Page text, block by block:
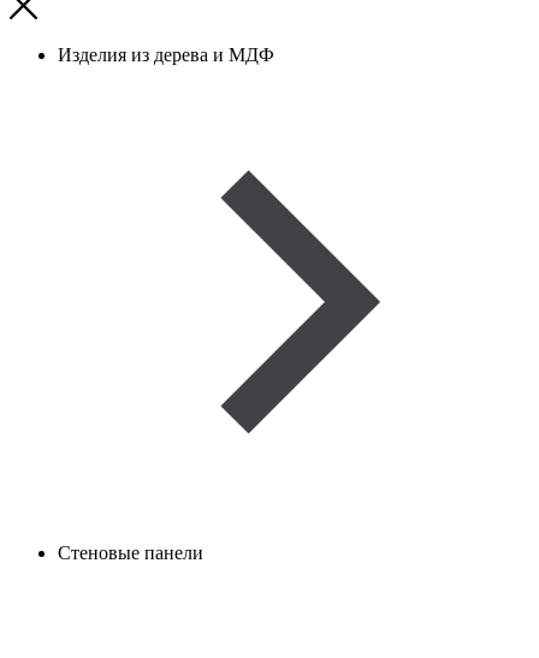
Изделия из дерева и МДФ
Стеновые панели